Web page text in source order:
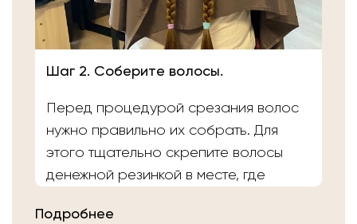
Шаг 2. Соберите волосы.
Перед процедурой срезания волос
нужно правильно их собрать. Для
этого тщательно скрепите волосы
денежной резинкой в месте, где
Подробнее